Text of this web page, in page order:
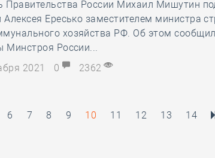
Правительства России Михаил Мишутин
Алексея Ересько заместителем министра
хозяйства РФ. Об этом
Минстроя России...
2021
0 2362
6 7 8 9 10 11 12 13 14